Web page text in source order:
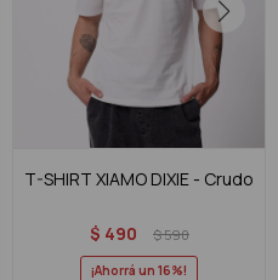
T-SHIRT XIAMO DIXIE - Crudo
$ 490 $590
16